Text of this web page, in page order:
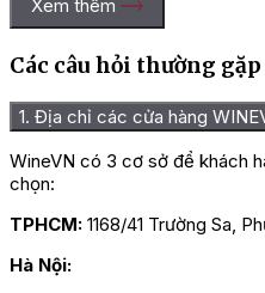
Xem thêm
Các câu hỏi thường gặp
1. Địa chỉ các cửa hàng
WineVN có 3 cơ sở để khách
chọn:
TPHCM: 1168/41 Trường Sa,
Hà Nội: